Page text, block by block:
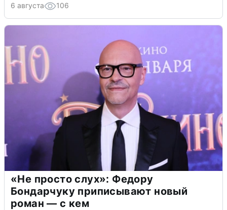
6 августа 106
«Не просто слух»: Федору
Бондарчуку приписывают новый
роман — с кем